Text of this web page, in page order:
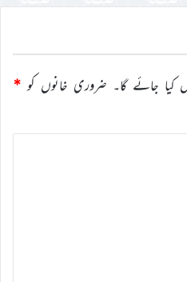
کیا جائے گا۔ ضروری خانوں کو *